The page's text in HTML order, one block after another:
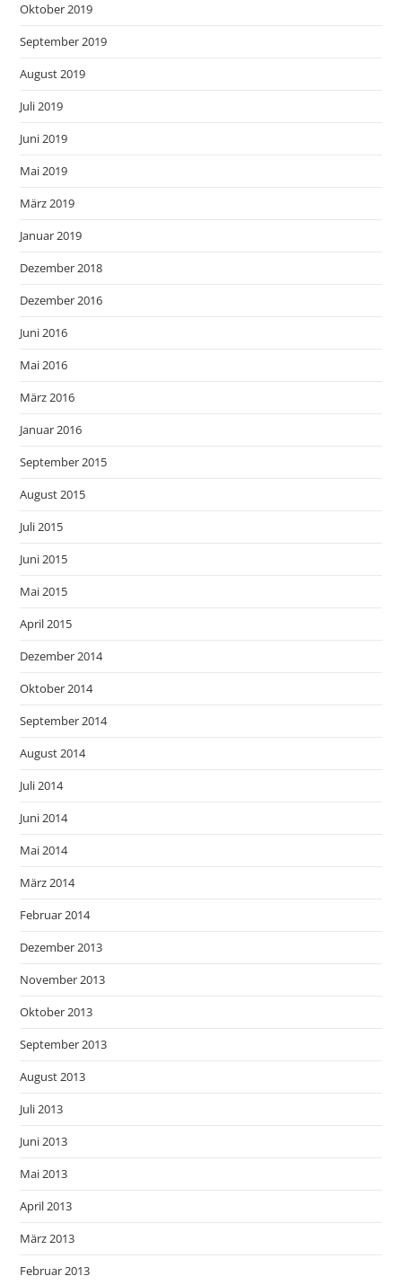
Oktober 2019
September 2019
August 2019
Juli 2019
Juni 2019
Mai 2019
März 2019
Januar 2019
Dezember 2018
Dezember 2016
Juni 2016
Mai 2016
März 2016
Januar 2016
September 2015
August 2015
Juli 2015
Juni 2015
Mai 2015
April 2015
Dezember 2014
Oktober 2014
September 2014
August 2014
Juli 2014
Juni 2014
Mai 2014
März 2014
Februar 2014
Dezember 2013
November 2013
Oktober 2013
September 2013
August 2013
Juli 2013
Juni 2013
Mai 2013
April 2013
März 2013
Februar 2013